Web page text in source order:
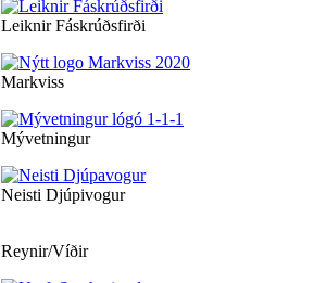
Leiknir Fáskrúðsfirði
Markviss
Mývetningur
Neisti Djúpivogur
Reynir/Víðir